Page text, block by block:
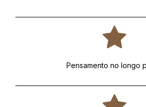
Pensamento no longo